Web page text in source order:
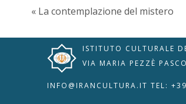
« La contemplazione del mistero
ISTITUTO CULTURALE
VIA MARIA PEZZÈ
INFO@IRANCULTURA.IT TEL:
Alto Contrasto
Immagini
Evidenzia Link
Modalità
Tastiera
Grande
Guida